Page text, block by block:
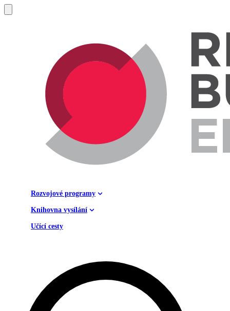
Rozvojové programy
Knihovna vysílání
Učící cesty